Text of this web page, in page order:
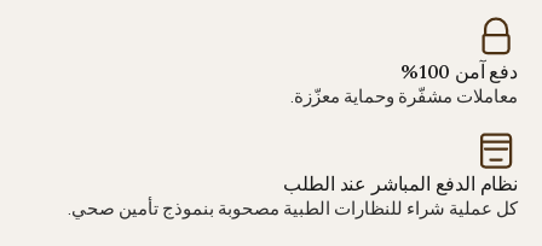
دفع آمن 100%
معاملات مشفّرة وحماية معزّزة.
نظام الدفع المباشر عند الطلب
كل عملية شراء للنظارات الطبية مصحوبة بنموذج تأمين صحي.